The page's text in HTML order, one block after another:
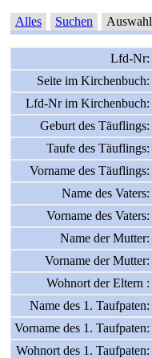
Alles Suchen Auswahl
Lfd-Nr:
Seite im Kirchenbuch:
Lfd-Nr im Kirchenbuch:
Geburt des Täuflings:
Taufe des Täuflings:
Vorname des Täuflings:
Name des Vaters:
Vorname des Vaters:
Name der Mutter:
Vorname der Mutter:
Wohnort der Eltern :
Name des 1. Taufpaten:
Vorname des 1. Taufpaten:
Wohnort des 1. Taufpaten: